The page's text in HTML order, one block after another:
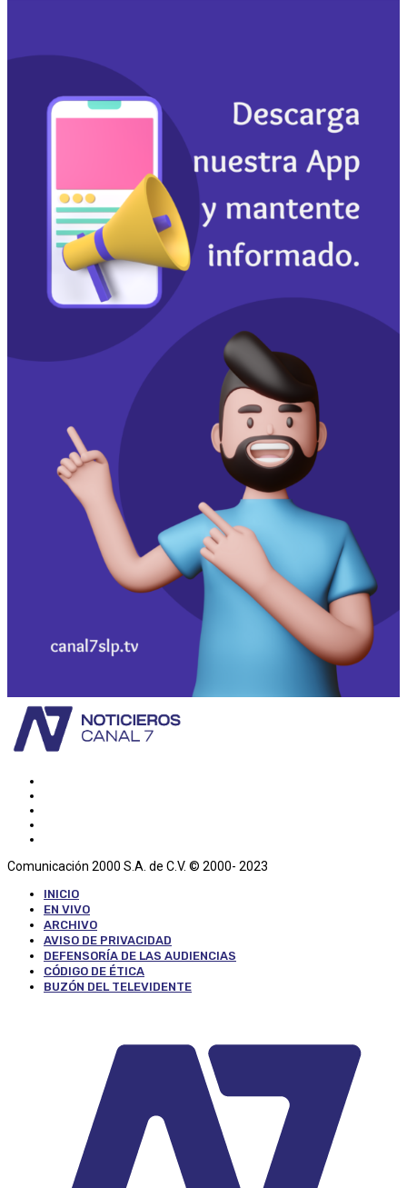
Comunicación 2000 S.A. de C.V. © 2000- 2023
INICIO
EN VIVO
ARCHIVO
AVISO DE PRIVACIDAD
DEFENSORÍA DE LAS AUDIENCIAS
CÓDIGO DE ÉTICA
BUZÓN DEL TELEVIDENTE